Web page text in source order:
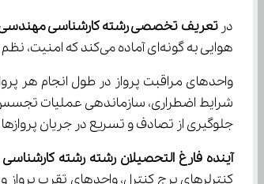
در تعریف تخصصی رشته کارشناسی مهندسی
هوایی به گونه‌ای آماده می‌کند که امنیت، نظم و کارآمدی پروازها تضمین شود.
جلوگیری از تصادف و تسریع در جریان پروازها
آینده فارغ التحصیلان رشته رشته